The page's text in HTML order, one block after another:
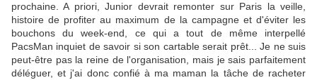
prochaine. A priori, Junior devrait remonter sur Paris la veille,
histoire de profiter au maximum de la campagne et d'éviter les
bouchons du week-end, ce qui a tout de même interpellé
PacsMan inquiet de savoir si son cartable serait prêt... Je ne suis
peut-être pas la reine de l'organisation, mais je sais parfaitement
déléguer, et j'ai donc confié à ma maman la tâche de racheter